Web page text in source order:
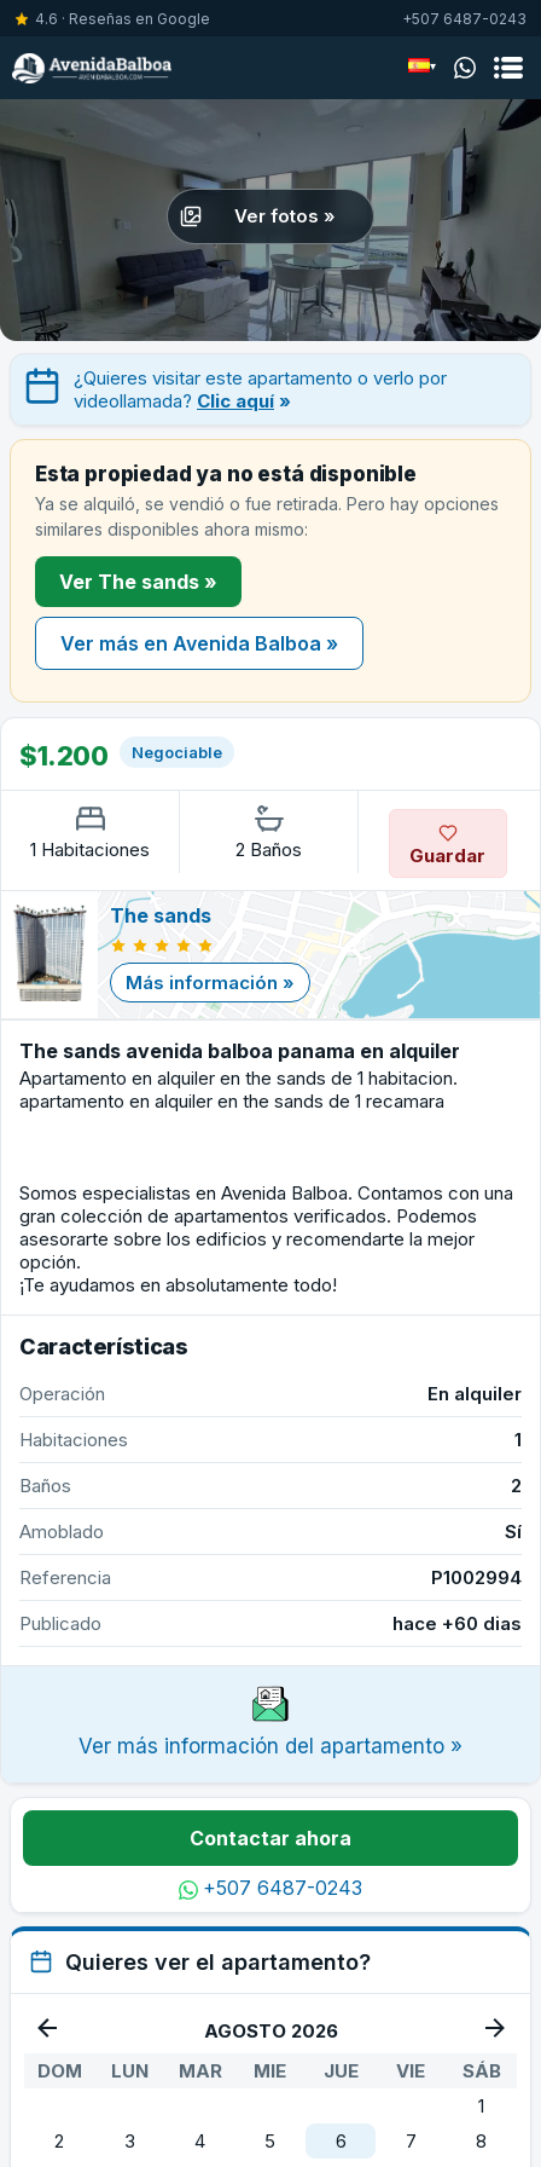
4.6 · Reseñas en Google +507 6487-0243
▾
Ver fotos »
¿Quieres visitar este apartamento o verlo por
videollamada? Clic aquí »
Esta propiedad ya no está disponible
Ya se alquiló, se vendió o fue retirada. Pero hay opciones
similares disponibles ahora mismo:
Ver The sands »
Ver más en Avenida Balboa »
$1.200 Negociable
1 Habitaciones 2 Baños Guardar
The sands
Más información »
The sands avenida balboa panama en alquiler
Apartamento en alquiler en the sands de 1 habitacion.
apartamento en alquiler en the sands de 1 recamara
Somos especialistas en Avenida Balboa. Contamos con una
gran colección de apartamentos verificados. Podemos
asesorarte sobre los edificios y recomendarte la mejor
opción.
¡Te ayudamos en absolutamente todo!
Características
Operación
En alquiler
Habitaciones
1
Baños
2
Amoblado
Sí
Referencia
P1002994
Publicado
hace +60 dias
Ver más información del apartamento »
Contactar ahora
+507 6487-0243
Quieres ver el apartamento?
AGOSTO 2026
DOM
LUN MAR MIE JUE VIE
SÁB
1
2
3 4 5 6 7
8